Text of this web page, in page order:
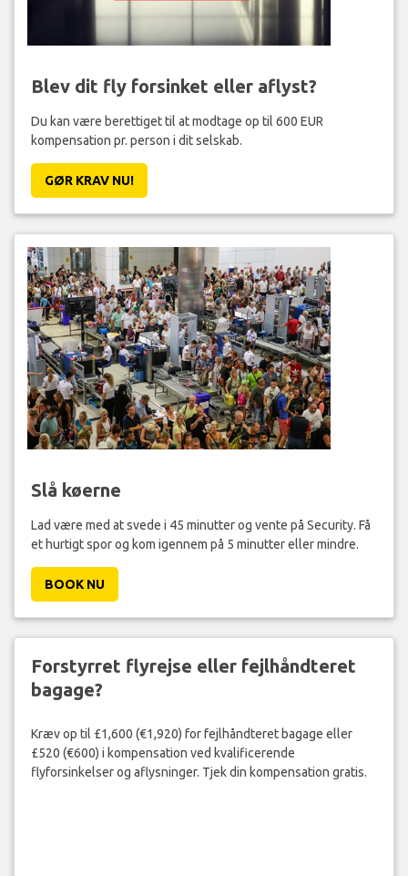
Blev dit fly forsinket eller aflyst?
Du kan være berettiget til at modtage op til 600 EUR
kompensation pr. person i dit selskab.
GØR KRAV NU!
Slå køerne
Lad være med at svede i 45 minutter og vente på Security. Få
et hurtigt spor og kom igennem på 5 minutter eller mindre.
BOOK NU
Forstyrret flyrejse eller fejlhåndteret
bagage?
Kræv op til £1,600 (€1,920) for fejlhåndteret bagage eller
£520 (€600) i kompensation ved kvalificerende
flyforsinkelser og aflysninger. Tjek din kompensation gratis.